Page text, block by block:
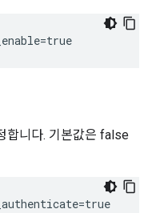
합니다. 기본값은 false